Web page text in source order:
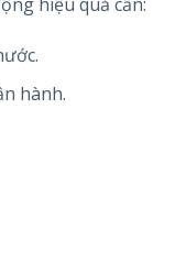
hành.